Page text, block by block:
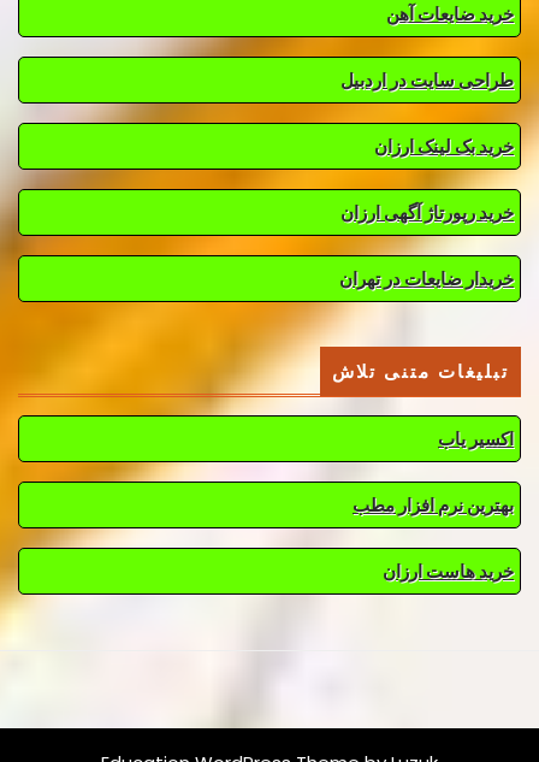
خرید ضایعات آهن
طراحی سایت در اردبیل
خرید بک لینک ارزان
خرید رپورتاژ آگهی ارزان
خریدار ضایعات در تهران
تبلیغات متنی تلاش
اکسیر یاب
بهترین نرم افزار مطب
خرید هاست ارزان